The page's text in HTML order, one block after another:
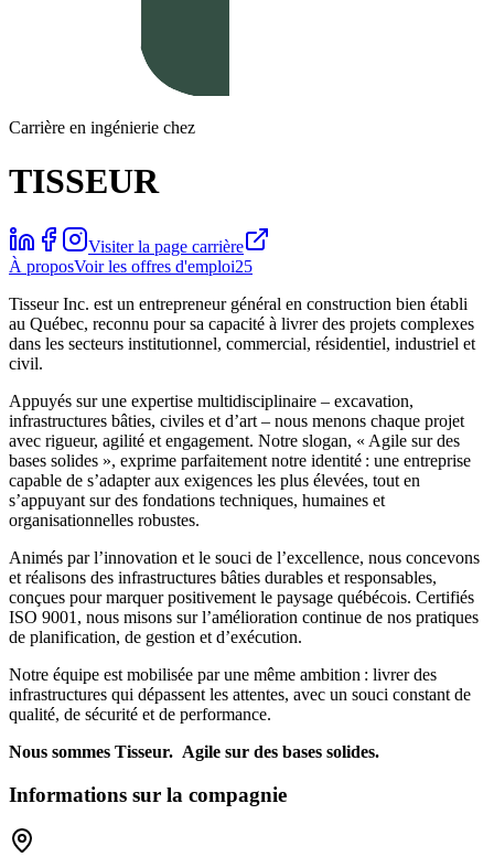
Carrière en ingénierie chez
TISSEUR
Visiter la page carrière
À proposVoir les offres d'emploi25
Tisseur Inc. est un entrepreneur général en construction bien établi
au Québec, reconnu pour sa capacité à livrer des projets complexes
dans les secteurs institutionnel, commercial, résidentiel, industriel et
civil.
Appuyés sur une expertise multidisciplinaire – excavation,
infrastructures bâties, civiles et d’art – nous menons chaque projet
avec rigueur, agilité et engagement. Notre slogan, « Agile sur des
bases solides », exprime parfaitement notre identité : une entreprise
capable de s’adapter aux exigences les plus élevées, tout en
s’appuyant sur des fondations techniques, humaines et
organisationnelles robustes.
Animés par l’innovation et le souci de l’excellence, nous concevons
et réalisons des infrastructures bâties durables et responsables,
conçues pour marquer positivement le paysage québécois. Certifiés
ISO 9001, nous misons sur l’amélioration continue de nos pratiques
de planification, de gestion et d’exécution.
Notre équipe est mobilisée par une même ambition : livrer des
infrastructures qui dépassent les attentes, avec un souci constant de
qualité, de sécurité et de performance.
Nous sommes Tisseur. Agile sur des bases solides.
Informations sur la compagnie